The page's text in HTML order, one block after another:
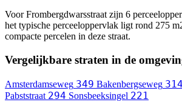
Voor Frombergdwarsstraat zijn 6
het typische perceeloppervlak ligt rond 275
compacte percelen in deze straat.
Vergelijkbare straten in de
Amsterdamseweg 349 Bakenbergseweg 314
Pabststraat 294 Sonsbeeksingel 221